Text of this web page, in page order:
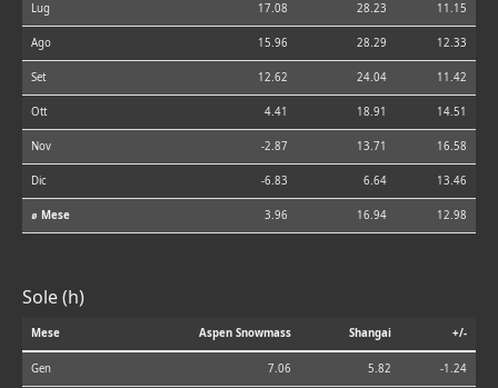
Lug 17.08 28.23 11.15
Ago 15.96 28.29 12.33
Set 12.62 24.04 11.42
Ott 4.41 18.91 14.51
Nov -2.87 13.71 16.58
Dic -6.83 6.64 13.46
⌀ Mese 3.96 16.94 12.98
Sole (h)
Mese Aspen Snowmass Shangai +/-
Gen 7.06 5.82 -1.24